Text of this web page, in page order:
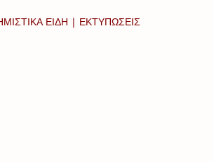
ΕΙΔΗ | ΕΚΤΥΠΩΣΕΙΣ